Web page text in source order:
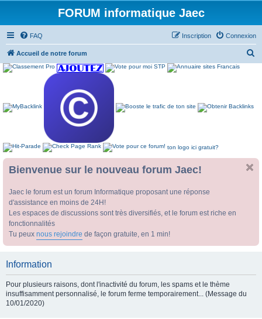
FORUM informatique Jaec
FAQ Connexion
Inscription
Accueil de notre forum
ton logo ici gratuit?
Bienvenue sur le nouveau forum Jaec!
Jaec le forum est un forum Informatique proposant une réponse
d'assistance en moins de 24H!
Les espaces de discussions sont très diversifiés, et le forum est riche en
fonctionnalités
Tu peux nous rejoindre de façon gratuite, en 1 min!
Information
Pour plusieurs raisons, dont l'inactivité du forum, les spams et le thème
insuffisamment personnalisé, le forum ferme temporairement... (Message du
10/01/2020)